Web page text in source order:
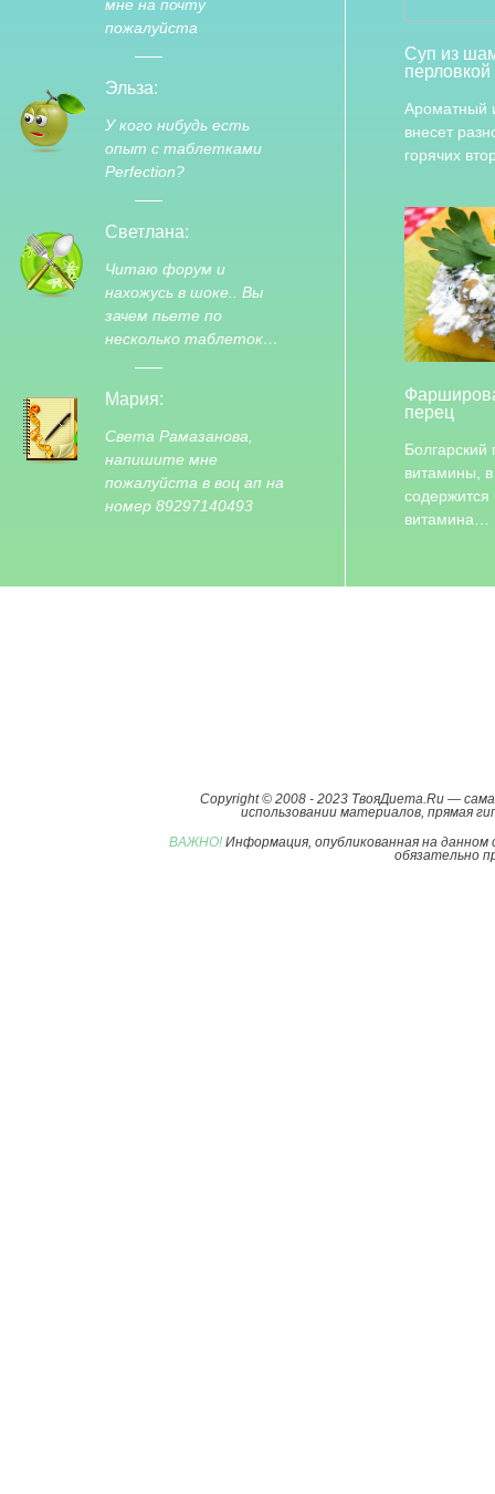
мне на почту
пожалуйста
Эльза:
У кого нибудь есть
опыт с таблетками
Perfection?
Светлана:
Читаю форум и
нахожусь в шоке.. Вы
зачем пьете по
несколько таблеток…
Мария:
Света Рамазанова,
напишите мне
пожалуйста в воц ап на
номер 89297140493
Суп из
перловкой
Ароматный
внесет
горячих
перец
Болгарский
витамины,
содержится
витамина…
Copyright © 2008 - 2023 ТвояДиета.Ru —
использовании материалов, прямая
ВАЖНО! Информация, опубликованная на
обязательно